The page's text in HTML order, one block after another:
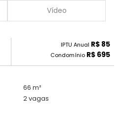
Vídeo
IPTU Anual R$ 85
Condomínio R$ 695
66 m²
2 vagas